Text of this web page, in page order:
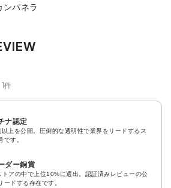
パネラ
1件
ナ認定
以上を公開。圧倒的な透明性で業界をリードするス
です。
ダー銅賞
アの中で上位10%に選出。認証済みレビューの公
ードする存在です。